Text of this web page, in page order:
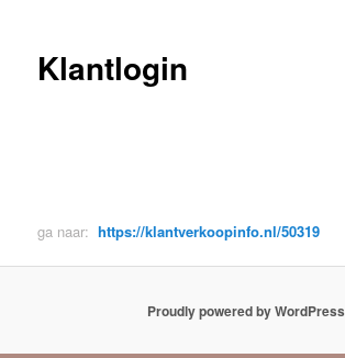
Klantlogin
ga naar:https://klantverkoopinfo.nl/50319
Proudly powered by WordPress